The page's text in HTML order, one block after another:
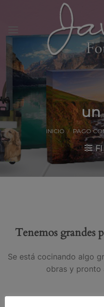
un
INICIO / PAGO
Tenemos grandes
Se está cocinando algo
obras y pronto